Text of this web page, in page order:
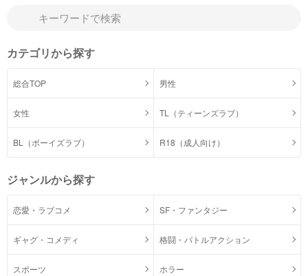
カテゴリから探す
総合TOP 男性
女性 TL（ティーンズラブ）
BL（ボーイズラブ） R18（成人向け）
ジャンルから探す
恋愛・ラブコメ SF・ファンタジー
ギャグ・コメディ 格闘・バトルアクション
スポーツ ホラー